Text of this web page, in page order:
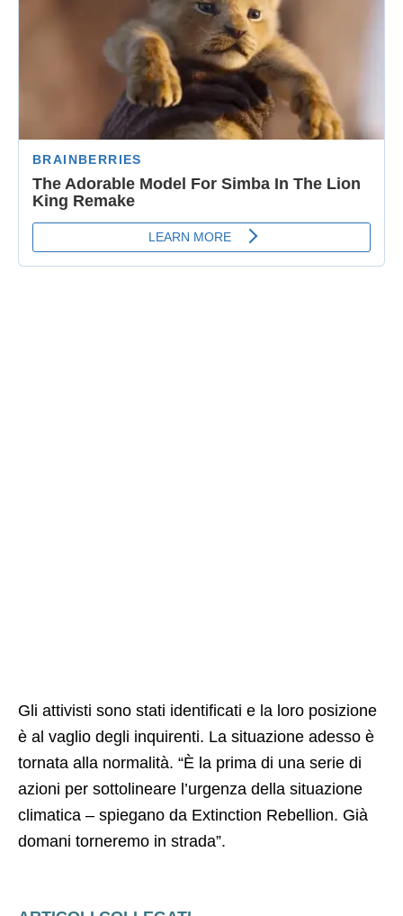
Gli attivisti sono stati identificati e la loro posizione
è al vaglio degli inquirenti. La situazione adesso è
tornata alla normalità. “È la prima di una serie di
azioni per sottolineare l’urgenza della situazione
climatica – spiegano da Extinction Rebellion. Già
domani torneremo in strada”.